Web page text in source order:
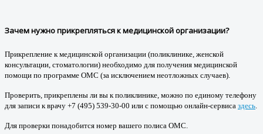
Зачем нужно прикрепляться к медицинской организации?
Прикрепление к медицинской организации (поликлинике, женской
консультации, стоматологии) необходимо для получения медицинской
помощи по программе ОМС (за исключением неотложных случаев).
Проверить, прикреплены ли вы к поликлинике, можно по единому телефону
для записи к врачу +7 (495) 539-30-00 или с помощью онлайн-сервиса здесь.
Для проверки понадобится номер вашего полиса ОМС.